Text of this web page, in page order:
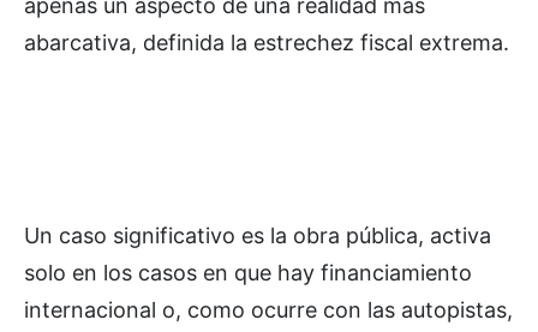
abarcativa, definida la estrechez fiscal extrema.
Un caso significativo es la obra pública, activa
solo en los casos en que hay financiamiento
internacional o, como ocurre con las autopistas,